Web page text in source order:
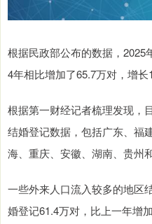
根据民政部公布的数据，2025
4年相比增加了65.7万对，增长
根据第一财经记者梳理发现，
结婚登记数据，包括广东、福
海、重庆、安徽、湖南、贵州和
一些外来人口流入较多的地区
婚登记61.4万对，比上一年增